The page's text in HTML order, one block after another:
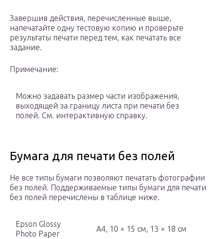
Завершив действия, перечисленные выше,
напечатайте одну тестовую копию и проверьте
результаты печати перед тем, как печатать все
задание.
Примечание:
Можно задавать размер части изображения,
выходящей за границу листа при печати без
полей. См. интерактивную справку.
Бумага для печати без полей
Не все типы бумаги позволяют печатать фотографии
без полей. Поддерживаемые типы бумаги для печати
без полей перечислены в таблице ниже.
Epson Glossy
Photo Paper
A4, 10 × 15 см, 13 × 18 см